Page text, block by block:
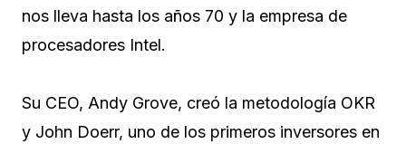
nos lleva hasta los años 70 y la empresa de
procesadores Intel.
Su CEO, Andy Grove, creó la metodología OKR
y John Doerr, uno de los primeros inversores en